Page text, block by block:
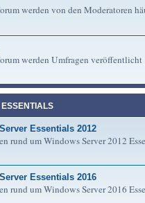
werden von den Moderatoren
werden Umfragen veröffentlicht
Essentials 2012
rund um Windows Server 2012
Essentials 2016
rund um Windows Server 2016